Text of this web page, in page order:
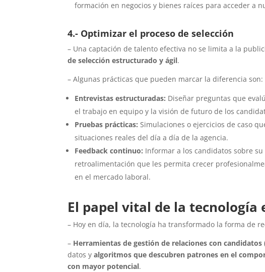
formación en negocios y bienes raíces para acceder a
4.- Optimizar el proceso de selección
– Una captación de talento efectiva no se limita a la
de selección estructurado y ágil.
– Algunas prácticas que pueden marcar la diferencia son:
Entrevistas estructuradas: Diseñar preguntas que
el trabajo en equipo y la visión de futuro de los
Pruebas prácticas: Simulaciones o ejercicios de caso
situaciones reales del día a día de la agencia.
Feedback continuo: Informar a los candidatos sobre
retroalimentación que les permita crecer
en el mercado laboral.
El papel vital de la
– Hoy en día, la tecnología ha transformado la forma de
– Herramientas de gestión de relaciones con
datos yalgoritmos que descubren patrones en el
con mayor potencial.